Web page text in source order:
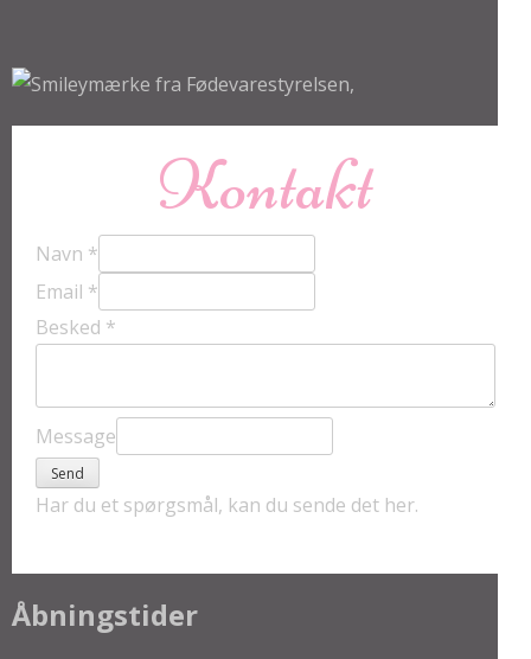
Kontakt
Navn *
Email *
Besked *
Message
Send
Har du et spørgsmål, kan du sende det her.
Åbningstider